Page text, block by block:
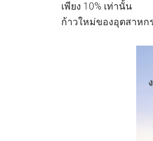
เพียง 10% เท่านั้น
ก้าวใหม่ของอุตสาห